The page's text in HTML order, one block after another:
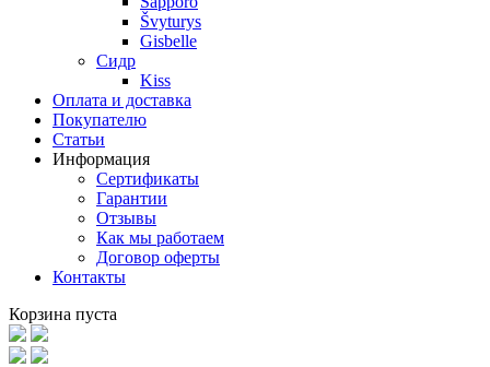
Švyturys
Gisbelle
Сидр
Kiss
Оплата и доставка
Покупателю
Статьи
Информация
Сертификаты
Гарантии
Отзывы
Как мы работаем
Договор оферты
Контакты
Корзина пуста